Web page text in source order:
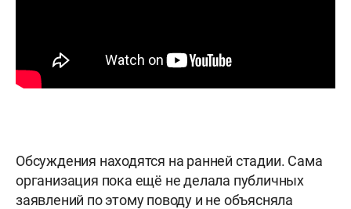
Обсуждения находятся на ранней стадии. Сама
организация пока ещё не делала публичных
заявлений по этому поводу и не объясняла